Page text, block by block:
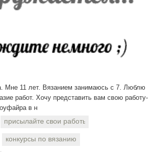
Мне 11 лет. Вязанием занимаюсь с 7. Люблю
работ. Хочу представить вам свою работу-
в н
присылайте свои работы
конкурсы по вязанию